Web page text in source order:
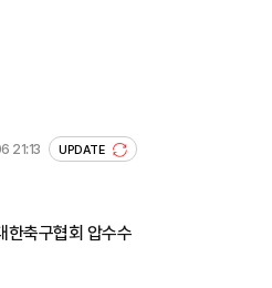
21:13 UPDATE
한축구협회 압수수